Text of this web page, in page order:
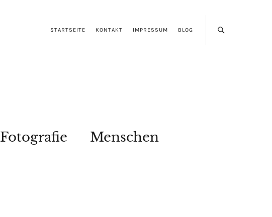
STARTSEITE KONTAKT IMPRESSUM BLOG
Fotografie Menschen